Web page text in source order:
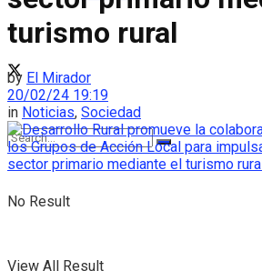
No Result
View All Result
turismo rural
by El Mirador
20/02/24 19:19
in Noticias, Sociedad